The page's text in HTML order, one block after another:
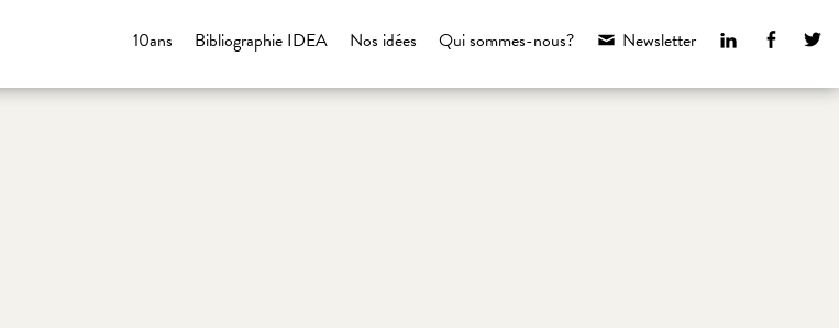
LinkedIn
Newsletter
Qui sommes-nous?
Nos idées
Bibliographie IDEA
10ans